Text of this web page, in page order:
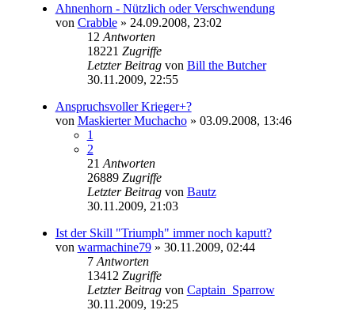
Ahnenhorn - Nützlich oder Verschwendung
von Crabble» 24.09.2008, 23:02
12 Antworten
18221 Zugriffe
Letzter Beitrag von Bill the Butcher
30.11.2009, 22:55
Anspruchsvoller Krieger+?
von Maskierter Muchacho» 03.09.2008, 13:46
1
2
21 Antworten
26889 Zugriffe
Letzter Beitrag von Bautz
30.11.2009, 21:03
Ist der Skill "Triumph" immer noch kaputt?
von warmachine79» 30.11.2009, 02:44
7 Antworten
13412 Zugriffe
Letzter Beitrag von Captain_Sparrow
30.11.2009, 19:25